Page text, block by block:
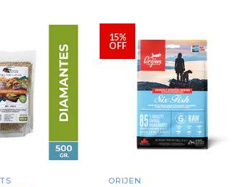
15%
OFF
ORIJEN